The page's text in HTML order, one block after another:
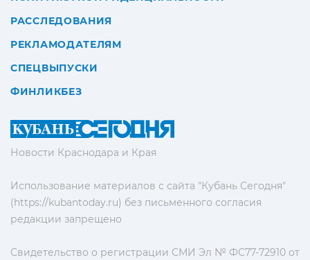
Новости Краснодара и Края
Использование материалов с сайта "Кубань Сегодня"
(https://kubantoday.ru) без письменного согласия
редакции запрещено
Свидетельство о регистрации СМИ Эл № ФС77-72910 от
РАССЛЕДОВАНИЯ
РЕКЛАМОДАТЕЛЯМ
СПЕЦВЫПУСКИ
ФИНЛИКБЕЗ